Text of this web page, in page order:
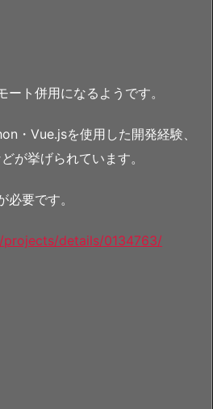
ト併用になるようです。
・Vue.jsを使用した開発経験、
が挙げられています。
要です。
details/0134763/